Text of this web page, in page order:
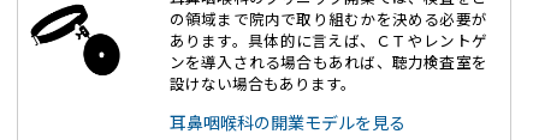
の領域まで院内で取り組むかを決める必要が
あります。具体的に言えば、ＣＴやレントゲ
ンを導入される場合もあれば、聴力検査室を
設けない場合もあります。
耳鼻咽喉科の開業モデルを見る